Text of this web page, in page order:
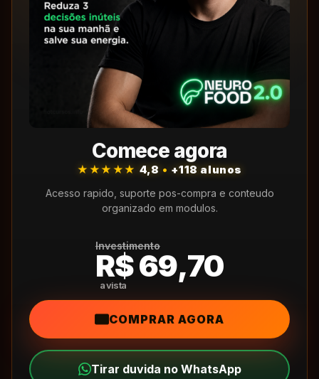
Comece agora
★★★★★ 4,8 • +118 alunos
Acesso rapido, suporte pos-compra e conteudo
organizado em modulos.
Investimento
R$ 69,70
COMPRAR AGORA
Tirar duvida no WhatsApp